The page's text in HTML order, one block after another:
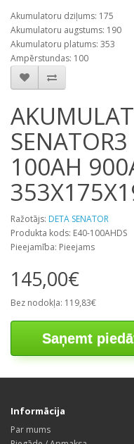
Akumulatoru dziļums: 175
Akumulatoru augstums: 190
Akumulatoru platums: 353
Ampērstundas: 100
100AH
Ražotājs: DETA SENATOR
Produkta kods: E40-100AHDS
Pieejamība: Pieejams
145,00€
Bez nodokļa: 119,83€
Saņemt
Informācija
Par mums